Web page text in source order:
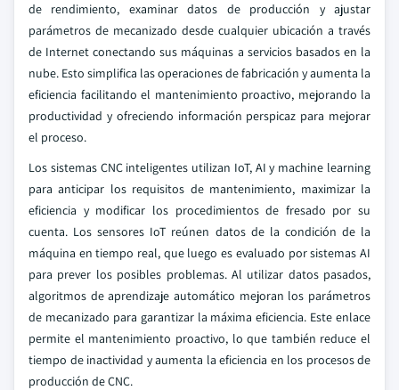
de rendimiento, examinar datos de producción y ajustar
parámetros de mecanizado desde cualquier ubicación a través
de Internet conectando sus máquinas a servicios basados en la
nube. Esto simplifica las operaciones de fabricación y aumenta la
eficiencia facilitando el mantenimiento proactivo, mejorando la
productividad y ofreciendo información perspicaz para mejorar
el proceso.
Los sistemas CNC inteligentes utilizan IoT, AI y machine learning
para anticipar los requisitos de mantenimiento, maximizar la
eficiencia y modificar los procedimientos de fresado por su
cuenta. Los sensores IoT reúnen datos de la condición de la
máquina en tiempo real, que luego es evaluado por sistemas AI
para prever los posibles problemas. Al utilizar datos pasados,
algoritmos de aprendizaje automático mejoran los parámetros
de mecanizado para garantizar la máxima eficiencia. Este enlace
permite el mantenimiento proactivo, lo que también reduce el
tiempo de inactividad y aumenta la eficiencia en los procesos de
producción de CNC.